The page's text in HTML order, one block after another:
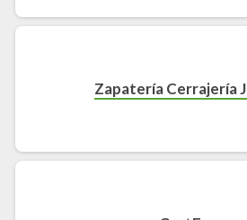
Zapatería Cerrajería